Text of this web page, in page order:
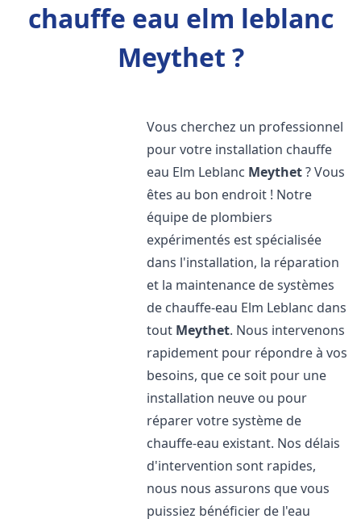
chauffe eau elm leblanc
Meythet ?
Vous cherchez un professionnel
pour votre installation chauffe
eau Elm Leblanc Meythet? Vous
êtes au bon endroit ! Notre
équipe de plombiers
expérimentés est spécialisée
dans l'installation, la réparation
et la maintenance de systèmes
de chauffe-eau Elm Leblanc dans
tout Meythet. Nous intervenons
rapidement pour répondre à vos
besoins, que ce soit pour une
installation neuve ou pour
réparer votre système de
chauffe-eau existant. Nos délais
d'intervention sont rapides,
nous nous assurons que vous
puissiez bénéficier de l'eau